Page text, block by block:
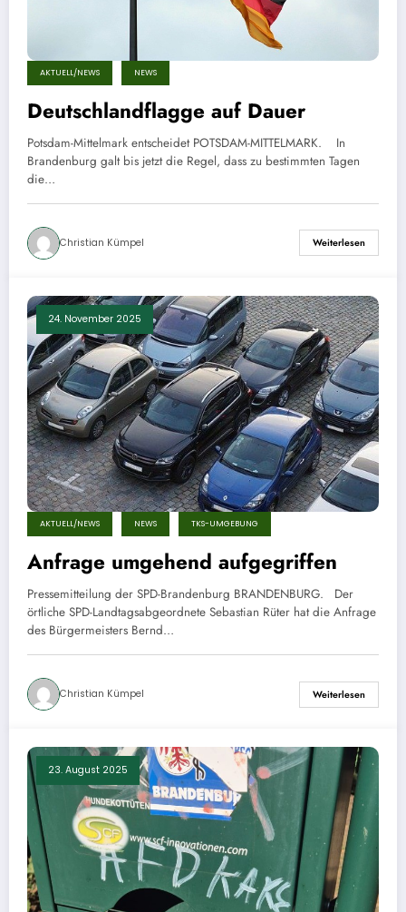
AKTUELL/NEWS NEWS
Deutschlandflagge auf Dauer
Potsdam-Mittelmark entscheidet POTSDAM-MITTELMARK. In
Brandenburg galt bis jetzt die Regel, dass zu bestimmten Tagen
die…
Christian Kümpel Weiterlesen
24. November 2025
AKTUELL/NEWS NEWS TKS-UMGEBUNG
Anfrage umgehend aufgegriffen
Pressemitteilung der SPD-Brandenburg BRANDENBURG. Der
örtliche SPD-Landtagsabgeordnete Sebastian Rüter hat die Anfrage
des Bürgermeisters Bernd…
Christian Kümpel Weiterlesen
23. August 2025